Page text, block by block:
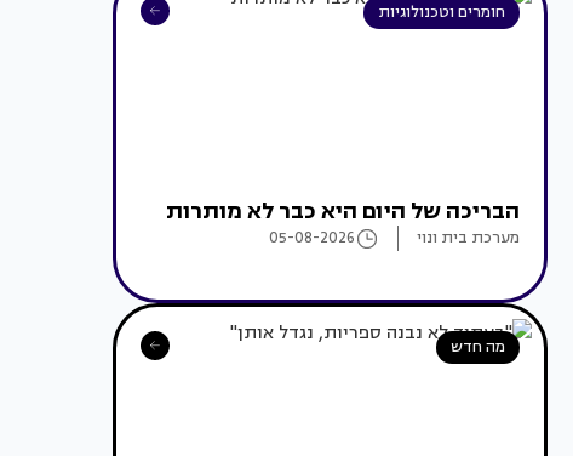
חומרים וטכנולוגיות
הבריכה של היום היא כבר לא מותרות
מערכת בית ונוי 05-08-2026
מה חדש